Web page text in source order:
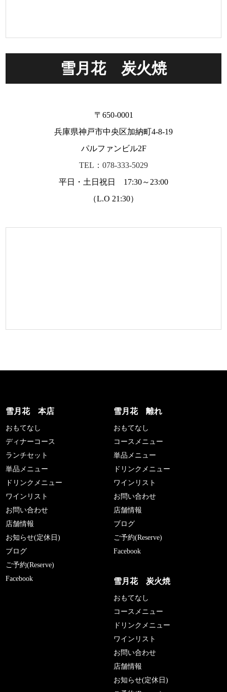
雪月花 炭火焼
〒650-0001
兵庫県神戸市中央区加納町4-8-19
パルファンビル2F
TEL：078-333-5029
平日・土日祝日 17:30～23:00
（L.O 21:30）
雪月花 本店
おもてなし
ディナーコース
ランチセット
単品メニュー
ドリンクメニュー
ワインリスト
お問い合わせ
店舗情報
お知らせ(定休日)
ブログ
ご予約(Reserve)
Facebook
雪月花 離れ
おもてなし
コースメニュー
単品メニュー
ドリンクメニュー
ワインリスト
お問い合わせ
店舗情報
ブログ
ご予約(Reserve)
Facebook
雪月花 炭火焼
おもてなし
コースメニュー
ドリンクメニュー
ワインリスト
お問い合わせ
店舗情報
お知らせ(定休日)